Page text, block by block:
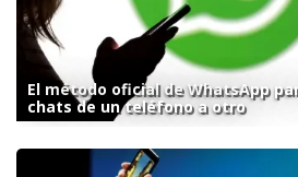
El método oficial de WhatsApp
chats de un teléfono a otro